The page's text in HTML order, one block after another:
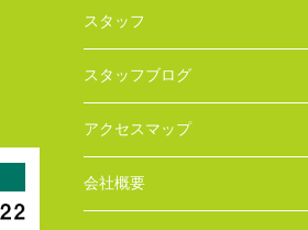
スタッフ
スタッフブログ
アクセスマップ
会社概要